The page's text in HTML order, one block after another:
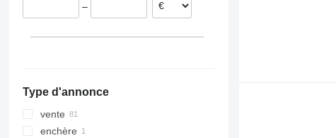
Lituanie
–
Type d'annonce
vente
enchère